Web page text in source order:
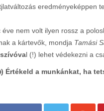
eredményeképpen
éve nem volt ilyen rossz a
a kártevők, mondja Tamási
l (!) lehet védekezni a
Értékeld a munkánkat, ha